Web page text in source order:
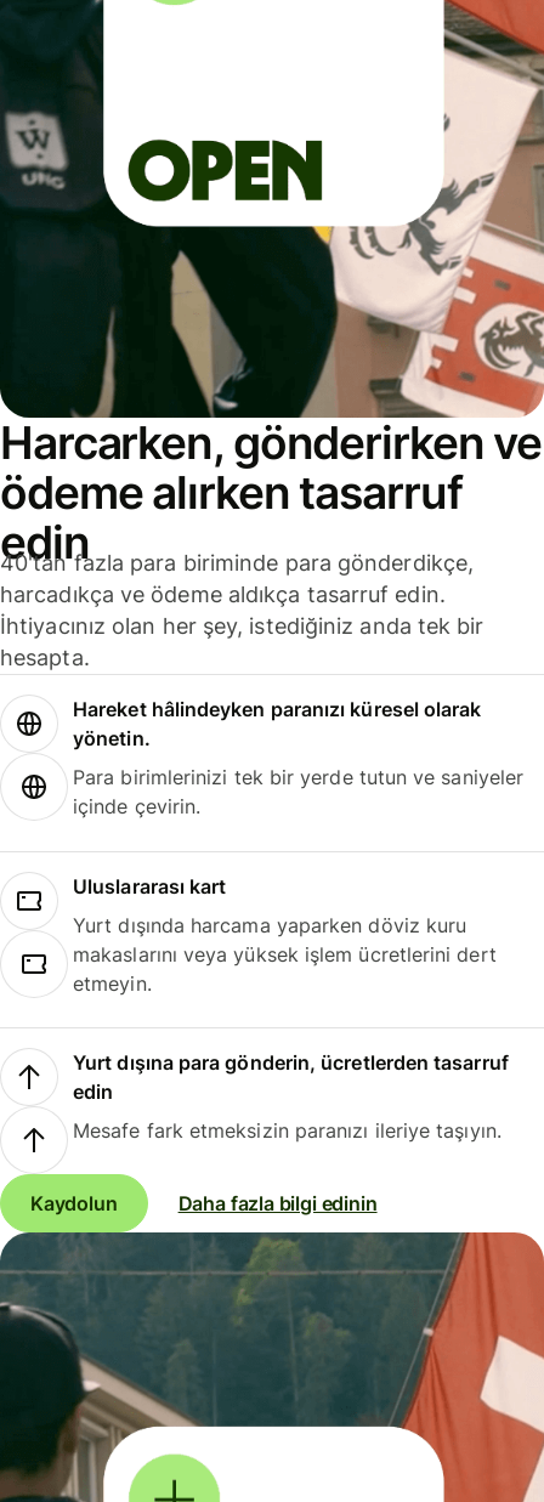
Harcarken, gönderirken ve
ödeme alırken tasarruf
edin
40'tan fazla para biriminde para gönderdikçe,
harcadıkça ve ödeme aldıkça tasarruf edin.
İhtiyacınız olan her şey, istediğiniz anda tek bir
hesapta.
Hareket hâlindeyken paranızı küresel olarak
yönetin.
Para birimlerinizi tek bir yerde tutun ve saniyeler
içinde çevirin.
Uluslararası kart
Yurt dışında harcama yaparken döviz kuru
makaslarını veya yüksek işlem ücretlerini dert
etmeyin.
Yurt dışına para gönderin, ücretlerden tasarruf
edin
Mesafe fark etmeksizin paranızı ileriye taşıyın.
Kaydolun Daha fazla bilgi edinin